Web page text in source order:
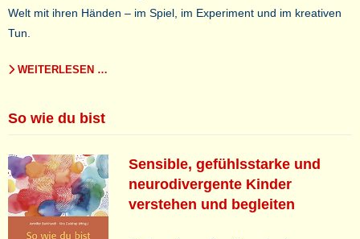
Welt mit ihren Händen – im Spiel, im Experiment und im kreativen
Tun.
WEITERLESEN …
So wie du bist
Sensible, gefühlsstarke und
neurodivergente Kinder
verstehen und begleiten